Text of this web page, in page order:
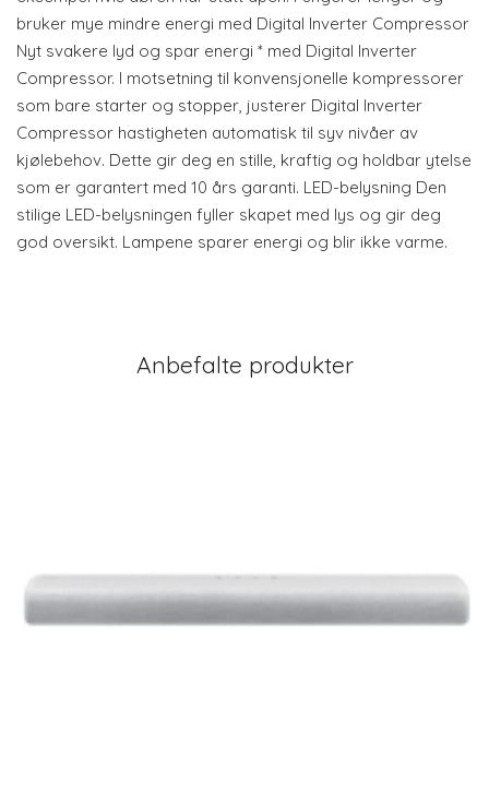
bruker mye mindre energi med Digital Inverter Compressor
Nyt svakere lyd og spar energi * med Digital Inverter
Compressor. I motsetning til konvensjonelle kompressorer
som bare starter og stopper, justerer Digital Inverter
Compressor hastigheten automatisk til syv nivåer av
kjølebehov. Dette gir deg en stille, kraftig og holdbar ytelse
som er garantert med 10 års garanti. LED-belysning Den
stilige LED-belysningen fyller skapet med lys og gir deg
god oversikt. Lampene sparer energi og blir ikke varme.
Anbefalte produkter